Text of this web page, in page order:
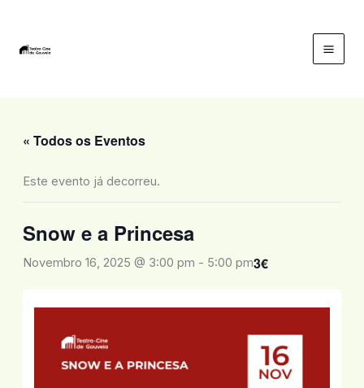
content
Main
« Todos os Eventos
Este evento já decorreu.
Snow e a Princesa
Novembro 16, 2025 @ 3:00 pm - 5:00 pm3€